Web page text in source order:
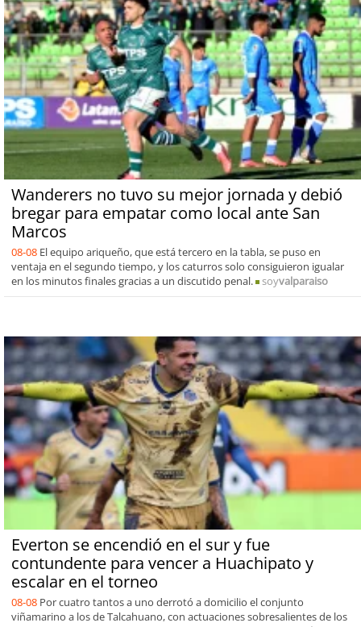
Wanderers no tuvo su mejor jornada y debió
bregar para empatar como local ante San
Marcos
08-08 El equipo ariqueño, que está tercero en la tabla, se puso en
ventaja en el segundo tiempo, y los caturros solo consiguieron igualar
en los minutos finales gracias a un discutido penal.
soyvalparaiso
Everton se encendió en el sur y fue
contundente para vencer a Huachipato y
escalar en el torneo
08-08 Por cuatro tantos a uno derrotó a domicilio el conjunto
viñamarino a los de Talcahuano, con actuaciones sobresalientes de los